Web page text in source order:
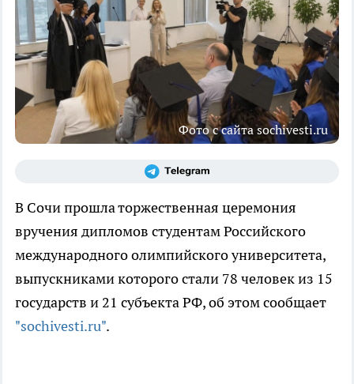
Фото с сайта sochivesti.ru
В Сочи прошла торжественная церемония
вручения дипломов студентам Российского
международного олимпийского университета,
выпускниками которого стали 78 человек из 15
государств и 21 субъекта РФ, об этом сообщает
"sochivesti.ru".